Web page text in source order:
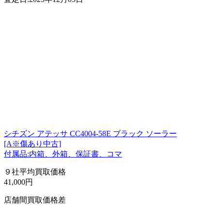
シチズン アテッサ CC4004-58E ブラック ソーラー
[A※傷あり中古]
付属品:内箱、外箱、保証書、コマ
９社平均買取価格
41,000円
店舗間買取価格差